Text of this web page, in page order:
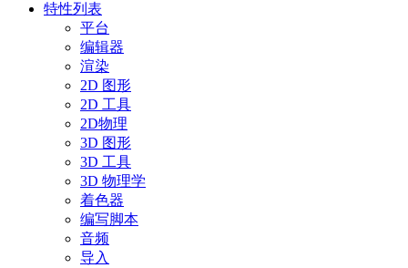
特性列表
平台
编辑器
渲染
2D 图形
2D 工具
2D物理
3D 图形
3D 工具
3D 物理学
着色器
编写脚本
音频
导入